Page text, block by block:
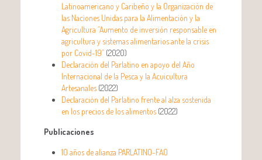
Latinoamericano y Caribeño y la Organización de
las Naciones Unidas para la Alimentación y la
Agricultura “Aumento de inversión responsable en
agricultura y sistemas alimentarios ante la crisis
por Covid-19” (2020)
Declaración del Parlatino en apoyo del Año
Internacional de la Pesca y la Acuicultura
Artesanales (2022)
Declaración del Parlatino frente al alza sostenida
en los precios de los alimentos (2022)
Publicaciones
10 años de alianza PARLATINO-FAO